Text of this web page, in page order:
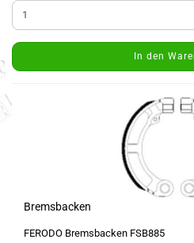
In den
Bremsbacken
FERODO Bremsbacken FSB885